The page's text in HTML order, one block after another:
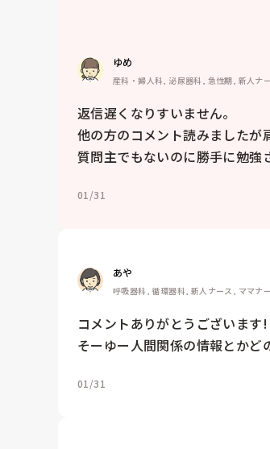
ゆめ
産科・婦人科, 泌尿器科, 急性期, 新人ナ
返信遅くなりすいません。
他の方のコメント読みました
質問主でもないのに勝手に勉強
01/31
あや
呼吸器科, 循環器科, 新人ナース, ママナ
コメントありがとうございます!
そーゆー人間関係の情報とかど
01/31